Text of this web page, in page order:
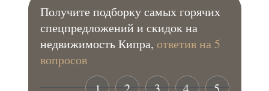
Получите подборку самых горячих
спецпредложений и скидок на
недвижимость Кипра, ответив на 5
вопросов